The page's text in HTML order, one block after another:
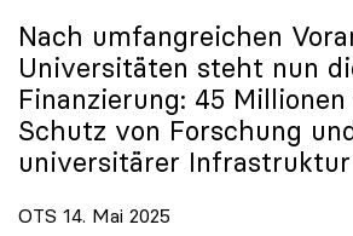
Nach umfangreichen
Universitäten steht nun
Finanzierung: 45
Schutz von Forschung
universitärer
OTS 14. Mai 2025